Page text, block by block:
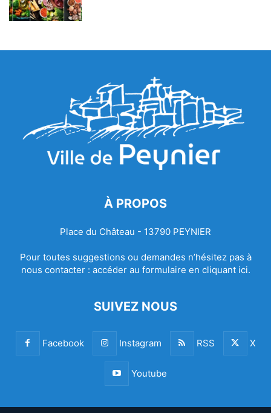
À PROPOS
Place du Château - 13790 PEYNIER
Pour toutes suggestions ou demandes n’hésitez pas à
nous contacter : accéder au formulaire en cliquant ici.
SUIVEZ NOUS
Facebook Instagram RSS X
Youtube